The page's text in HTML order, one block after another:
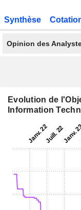
Synthèse
Opinion des
Evolution de
Information